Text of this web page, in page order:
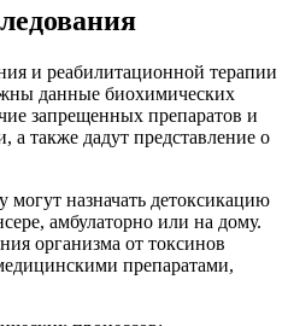
и реабилитационной терапии
данные биохимических
запрещенных препаратов и
а также дадут представление о
могут назначать детоксикацию
амбулаторно или на дому.
организма от токсинов
препаратами,